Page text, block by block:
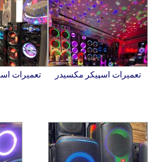
تعمیرات اسپیکر مکسیدر تعمیرات